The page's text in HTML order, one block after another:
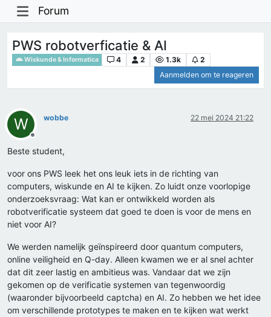
Forum
PWS robotverficatie & AI
Wiskunde & Informatica 4 2 1.3k
2
Aanmelden om te reageren
W
Offline
wobbe 22 mei 2024 21:22
Beste student,
voor ons PWS leek het ons leuk iets in de richting van
computers, wiskunde en AI te kijken. Zo luidt onze voorlopige
onderzoeksvraag: Wat kan er ontwikkeld worden als
robotverificatie systeem dat goed te doen is voor de mens en
niet voor AI?
We werden namelijk geïnspireerd door quantum computers,
online veiligheid en Q-day. Alleen kwamen we er al snel achter
dat dit zeer lastig en ambitieus was. Vandaar dat we zijn
gekomen op de verificatie systemen van tegenwoordig
(waaronder bijvoorbeeld captcha) en AI. Zo hebben we het idee
om verschillende prototypes te maken en te kijken wat werkt